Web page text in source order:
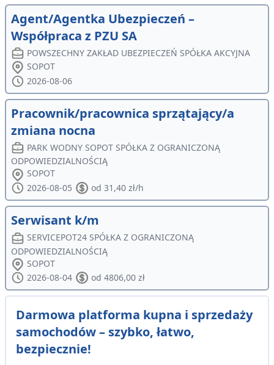
Agent/Agentka Ubezpieczeń –
Współpraca z PZU SA
POWSZECHNY ZAKŁAD UBEZPIECZEŃ SPÓŁKA AKCYJNA
SOPOT
2026-08-06
Pracownik/pracownica sprzątający/a
zmiana nocna
PARK WODNY SOPOT SPÓŁKA Z OGRANICZONĄ
ODPOWIEDZIALNOŚCIĄ
SOPOT
2026-08-05
od 31,40 zł/h
Serwisant k/m
SERVICEPOT24 SPÓŁKA Z OGRANICZONĄ
ODPOWIEDZIALNOŚCIĄ
SOPOT
2026-08-04
od 4806,00 zł
Darmowa platforma kupna i sprzedaży
samochodów – szybko, łatwo,
bezpiecznie!